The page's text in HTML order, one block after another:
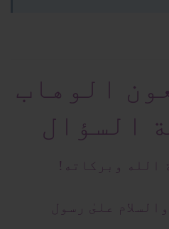
الوهاب
السؤال
الله وبرکاته!
علىٰ رسول